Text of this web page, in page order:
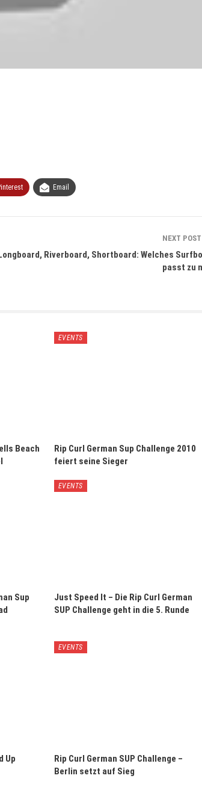
Email
NEXT
Riverboard, Shortboard: Welches
passt zu
Beach
EVENTS
Rip Curl German Sup Challenge 2010
feiert seine Sieger
Sup
EVENTS
Just Speed It – Die Rip Curl German
SUP Challenge geht in die 5. Runde
Up
EVENTS
Rip Curl German SUP Challenge –
Berlin setzt auf Sieg